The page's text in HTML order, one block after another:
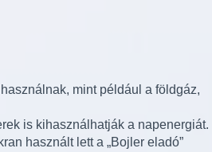
mint például a földgáz,
is kihasználhatják a napenergiát.
használt lett a „Bojler eladó”